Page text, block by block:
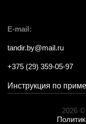
E-mail:
tandir.by@mail.ru
+375 (29) 359-05-97
Инструкция по
2026